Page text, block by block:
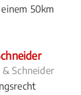
50km
Schneider